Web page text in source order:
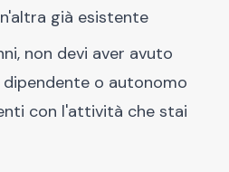
già esistente
non devi aver avuto
o autonomo
con l'attività che stai